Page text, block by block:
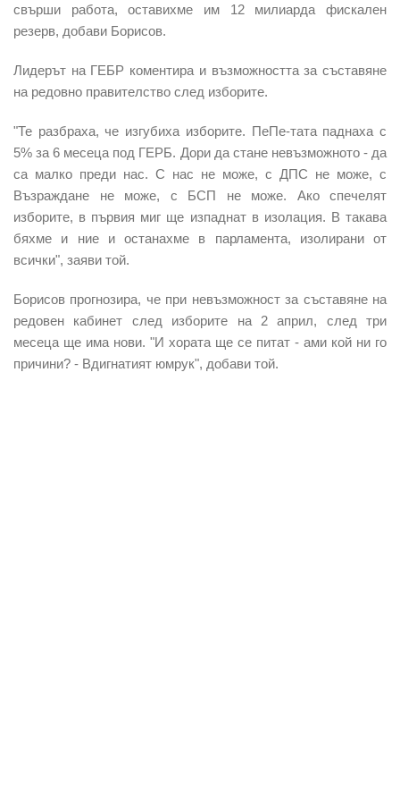
свърши работа, оставихме им 12 милиарда фискален
резерв, добави Борисов.
Лидерът на ГЕБР коментира и възможността за съставяне
на редовно правителство след изборите.
"Те разбраха, че изгубиха изборите. ПеПе-тата паднаха с
5% за 6 месеца под ГЕРБ. Дори да стане невъзможното - да
са малко преди нас. С нас не може, с ДПС не може, с
Възраждане не може, с БСП не може. Ако спечелят
изборите, в първия миг ще изпаднат в изолация. В такава
бяхме и ние и останахме в парламента, изолирани от
всички", заяви той.
Борисов прогнозира, че при невъзможност за съставяне на
редовен кабинет след изборите на 2 април, след три
месеца ще има нови. "И хората ще се питат - ами кой ни го
причини? - Вдигнатият юмрук", добави той.